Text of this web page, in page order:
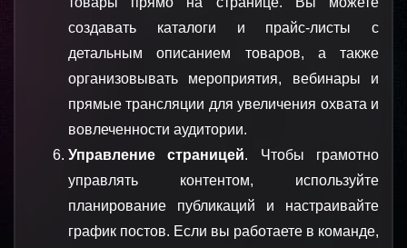
создавать каталоги и прайс-листы с
детальным описанием товаров, а также
организовывать мероприятия, вебинары и
прямые трансляции для увеличения охвата и
вовлеченности аудитории.
Управление страницей. Чтобы грамотно
управлять контентом, используйте
планирование публикаций и настраивайте
график постов. Если вы работаете в команде,